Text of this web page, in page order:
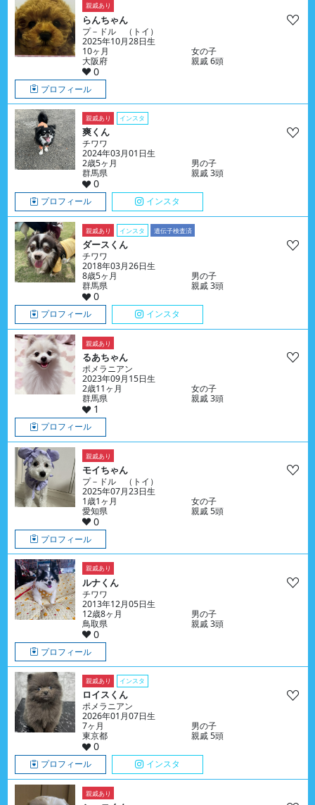
親戚あり
らんちゃん
プ－ドル （トイ）
2025年10月28日生
10ヶ月
女の子
大阪府
親戚 6頭
0
プロフィール
親戚あり インスタ
爽くん
チワワ
2024年03月01日生
2歳5ヶ月
男の子
群馬県
親戚 3頭
0
プロフィール インスタ
親戚あり インスタ 遺伝子検査済
ダースくん
チワワ
2018年03月26日生
8歳5ヶ月
男の子
群馬県
親戚 3頭
0
プロフィール インスタ
親戚あり
るあちゃん
ポメラニアン
2023年09月15日生
2歳11ヶ月
女の子
群馬県
親戚 3頭
1
プロフィール
親戚あり
モイちゃん
プ－ドル （トイ）
2025年07月23日生
1歳1ヶ月
女の子
愛知県
親戚 5頭
0
プロフィール
親戚あり
ルナくん
チワワ
2013年12月05日生
12歳8ヶ月
男の子
鳥取県
親戚 3頭
0
プロフィール
親戚あり インスタ
ロイスくん
ポメラニアン
2026年01月07日生
7ヶ月
男の子
東京都
親戚 5頭
0
プロフィール インスタ
親戚あり